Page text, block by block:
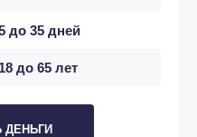
до 35 дней
до 65 лет
ДЕНЬГИ